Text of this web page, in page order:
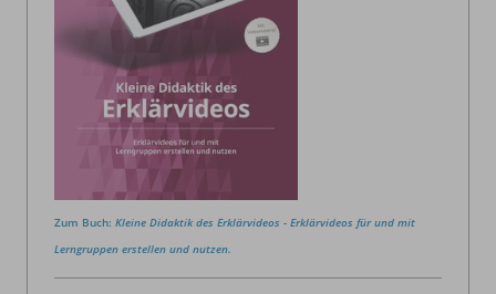
Zum Buch: Kleine Didaktik des Erklärvideos - Erklärvideos für und mit
Lerngruppen erstellen und nutzen.